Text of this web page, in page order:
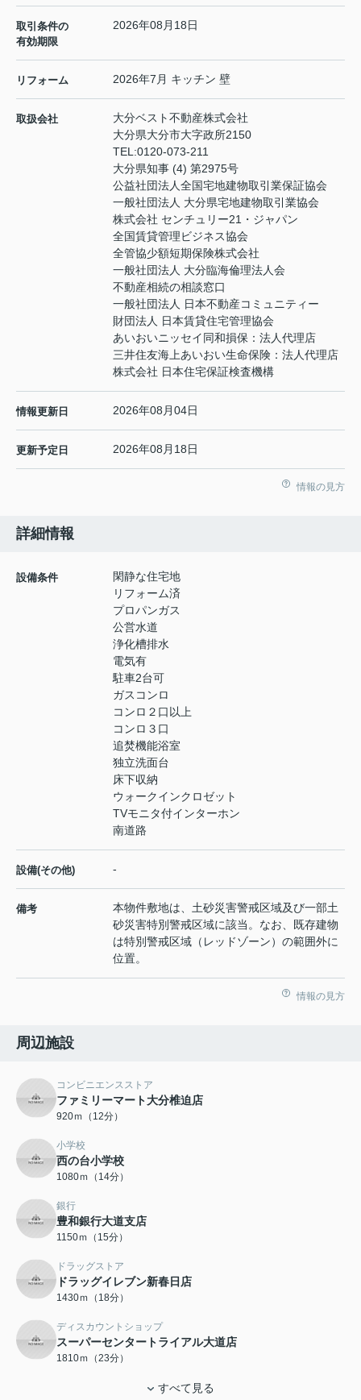
取引条件の
有効期限
2026年08月18日
リフォーム 2026年7月 キッチン 壁
取扱会社
大分ベスト不動産株式会社
大分県大分市大字政所2150
TEL:0120-073-211
大分県知事 (4) 第2975号
公益社団法人全国宅地建物取引業保証協会
一般社団法人 大分県宅地建物取引業協会
株式会社 センチュリー21・ジャパン
全国賃貸管理ビジネス協会
全管協少額短期保険株式会社
一般社団法人 大分臨海倫理法人会
不動産相続の相談窓口
一般社団法人 日本不動産コミュニティー
財団法人 日本賃貸住宅管理協会
あいおいニッセイ同和損保：法人代理店
三井住友海上あいおい生命保険：法人代理店
株式会社 日本住宅保証検査機構
情報更新日 2026年08月04日
更新予定日 2026年08月18日
情報の見方
詳細情報
設備条件
閑静な住宅地
リフォーム済
プロパンガス
公営水道
浄化槽排水
電気有
駐車2台可
ガスコンロ
コンロ２口以上
コンロ３口
追焚機能浴室
独立洗面台
床下収納
ウォークインクロゼット
TVモニタ付インターホン
南道路
設備(その他) -
備考
本物件敷地は、土砂災害警戒区域及び一部土
砂災害特別警戒区域に該当。なお、既存建物
は特別警戒区域（レッドゾーン）の範囲外に
位置。
情報の見方
周辺施設
コンビニエンスストア
ファミリーマート大分椎迫店
920ｍ（12分）
小学校
西の台小学校
1080ｍ（14分）
銀行
豊和銀行大道支店
1150ｍ（15分）
ドラッグストア
ドラッグイレブン新春日店
1430ｍ（18分）
ディスカウントショップ
スーパーセンタートライアル大道店
1810ｍ（23分）
すべて見る